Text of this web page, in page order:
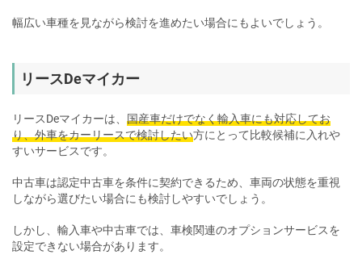
幅広い車種を見ながら検討を進めたい場合にもよいでしょう。
リースDeマイカー
リースDeマイカーは、 国産車だけでなく輸入車にも対応してお
り、外車をカーリースで検討したい方にとって比較候補に入れや
すいサービスです。
中古車は認定中古車を条件に契約できるため、車両の状態を重視
しながら選びたい場合にも検討しやすいでしょう。
しかし、輸入車や中古車では、車検関連のオプションサービスを
設定できない場合があります。